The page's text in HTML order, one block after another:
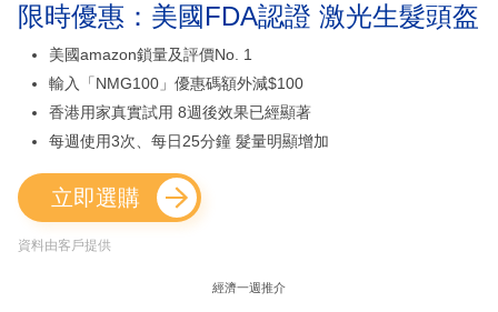
限時優惠：美國FDA認證 激光生髮頭盔
美國amazon鎖量及評價No. 1
輸入「NMG100」優惠碼額外減$100
香港用家真實試用 8週後效果已經顯著
每週使用3次、每日25分鐘 髮量明顯增加
立即選購
資料由客戶提供
經濟一週推介